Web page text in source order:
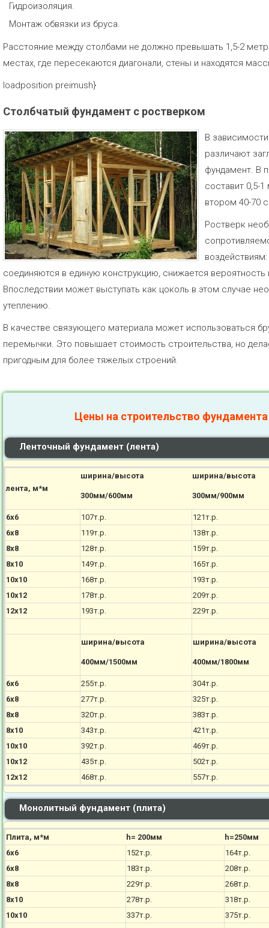
Гидроизоляция.
Монтаж обвязки из бруса.
Расстояние между столбами не должно превышать 1,5-2
местах, где пересекаются диагонали, стены и находятся
loadposition preimush}
Столбчатый фундамент с ростверком
В
различают
фундамент. В
составит 0,5-
втором 40-70
Ростверк
соединяются в единую конструкцию, снижается
Впоследствии может выступать как цоколь в этом случае
утеплению.
В качестве связующего материала может использоваться
перемычки. Это повышает стоимость строительства, но
пригодным для более тяжелых строений.
Цены на строительство
Ленточный фундамент (лента)
лента, м*м
ширина/высота
300мм/600мм
ширина/высота
300мм/900мм
6х6 107т.р.
121т.р.
6х8
119т.р.
138т.р.
8х8
128т.р.
159т.р.
8х10
149т.р.
165т.р.
10х10
168т.р.
193т.р.
10х12
178т.р.
209т.р.
12х12
193т.р. 229т.р.
ширина/высота
400мм/1500мм
ширина/высота
400мм/1800мм
6х6 255т.р.
304т.р.
6х8
277т.р.
325т.р.
8х8
320т.р.
383т.р.
8х10
343т.р.
421т.р.
10х10
392т.р.
469т.р.
10х12
435т.р.
502т.р.
12х12
468т.р. 557т.р.
Монолитный фундамент (плита)
Плита, м*м h= 200мм
h=250мм
6х6
152т.р.
164т.р.
6х8
183т.р.
208т.р.
8х8
229т.р.
268т.р.
8х10
278т.р.
318т.р.
10х10
337т.р.
375т.р.